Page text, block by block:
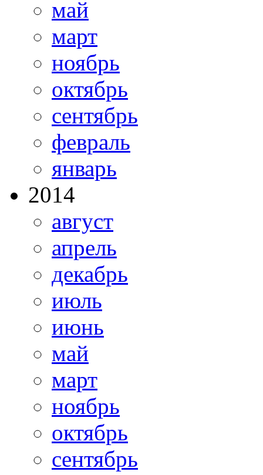
май
март
ноябрь
октябрь
сентябрь
февраль
январь
2014
август
апрель
декабрь
июль
июнь
май
март
ноябрь
октябрь
сентябрь